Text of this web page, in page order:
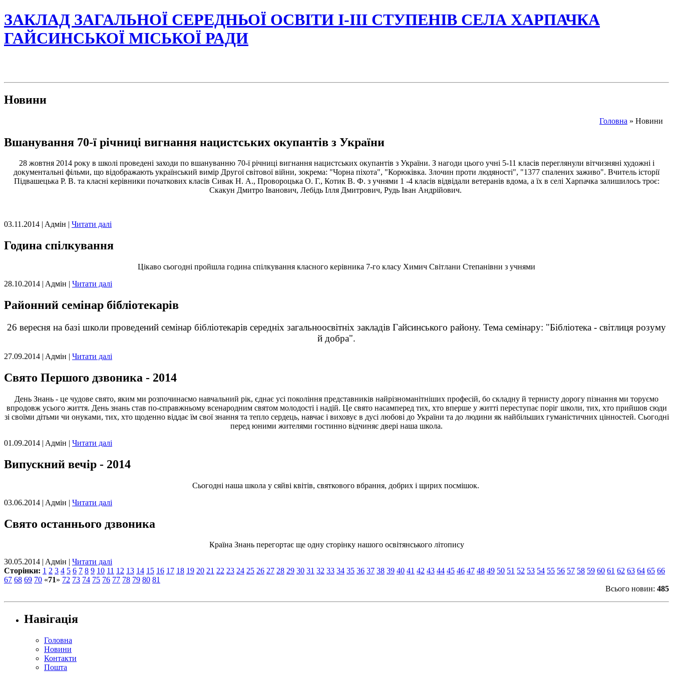
ЗАКЛАД ЗАГАЛЬНОЇ СЕРЕДНЬОЇ ОСВІТИ І-ІІІ СТУПЕНІВ СЕЛА ХАРПАЧКА
ГАЙСИНСЬКОЇ МІСЬКОЇ РАДИ
Новини
Головна » Новини
Вшанування 70-ї річниці вигнання нацистських окупантів з України
28 жовтня 2014 року в школі проведені заходи по вшануванню 70-ї річниці вигнання нацистських окупантів з України. З нагоди цього учні 5-11 класів переглянули вітчизняні художні і
документальні фільми, що відображають український вимір Другої світової війни, зокрема: "Чорна піхота", "Корюківка. Злочин проти людяності", "1377 спалених заживо". Вчитель історії
Підвашецька Р. В. та класні керівники початкових класів Сивак Н. А., Провороцька О. Г., Котик В. Ф. з учнями 1 -4 класів відвідали ветеранів вдома, а їх в селі Харпачка залишилось троє:
Скакун Дмитро Іванович, Лебідь Ілля Дмитрович, Рудь Іван Андрійович.
03.11.2014 | Aдмін | Читати далі
Година спілкування
Цікаво сьогодні пройшла година спілкування класного керівника 7-го класу Химич Світлани Степанівни з учнями
28.10.2014 | Aдмін | Читати далі
Районний семінар бібліотекарів
26 вересня на базі школи проведений семінар бібліотекарів середніх загальноосвітніх закладів Гайсинського району. Тема семінару: "Бібліотека - світлиця розуму
й добра".
27.09.2014 | Aдмін | Читати далі
Свято Першого дзвоника - 2014
День Знань - це чудове свято, яким ми розпочинаємо навчальний рік, єднає усі покоління представників найрізноманітніших професій, бо складну й тернисту дорогу пізнання ми торуємо
впродовж усього життя. День знань став по-справжньому всенародним святом молодості і надій. Це свято насамперед тих, хто вперше у житті переступає поріг школи, тих, хто прийшов сюди
зі своїми дітьми чи онуками, тих, хто щоденно віддає їм свої знання та тепло сердець, навчає і виховує в дусі любові до України та до людини як найбільших гуманістичних цінностей. Сьогодні
перед юними жителями гостинно відчиняє двері наша школа.
01.09.2014 | Aдмін | Читати далі
Випускний вечір - 2014
Сьогодні наша школа у сяйві квітів, святкового вбрання, добрих і щирих посмішок.
03.06.2014 | Aдмін | Читати далі
Свято останнього дзвоника
Країна Знань перегортає ще одну сторінку нашого освітянського літопису
30.05.2014 | Aдмін | Читати далі
Сторінки: 1 2 3 4 5 6 7 8 9 10 11 12 13 14 15 16 17 18 19 20 21 22 23 24 25 26 27 28 29 30 31 32 33 34 35 36 37 38 39 40 41 42 43 44 45 46 47 48 49 50 51 52 53 54 55 56 57 58 59 60 61 62 63 64 65 66
67 68 69 70 «71» 72 73 74 75 76 77 78 79 80 81
Всього новин: 485
Навігація
Головна
Новини
Контакти
Пошта